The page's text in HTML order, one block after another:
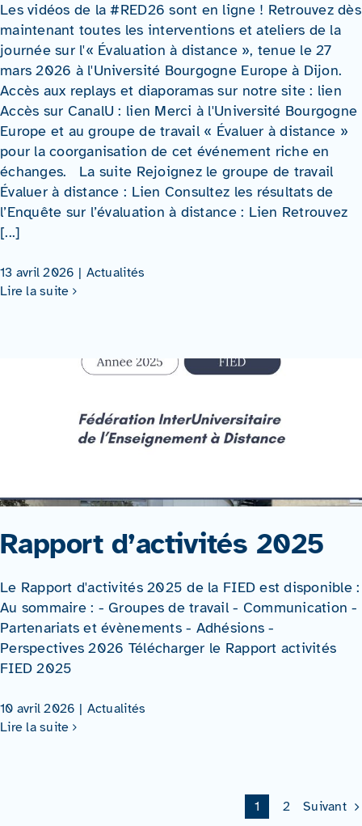
Les vidéos de la #RED26 sont en ligne ! Retrouvez dès
maintenant toutes les interventions et ateliers de la
journée sur l'« Évaluation à distance », tenue le 27
mars 2026 à l'Université Bourgogne Europe à Dijon.
Accès aux replays et diaporamas sur notre site : lien
Accès sur CanalU : lien Merci à l'Université Bourgogne
Europe et au groupe de travail « Évaluer à distance »
pour la coorganisation de cet événement riche en
échanges. La suite Rejoignez le groupe de travail
Évaluer à distance : Lien Consultez les résultats de
l’Enquête sur l’évaluation à distance : Lien Retrouvez
[...]
13 avril 2026 | Actualités
Lire la suite
Rapport d’activités 2025
Le Rapport d'activités 2025 de la FIED est disponible :
Au sommaire : - Groupes de travail - Communication -
Partenariats et évènements - Adhésions -
Perspectives 2026 Télécharger le Rapport activités
FIED 2025
10 avril 2026 | Actualités
Lire la suite
1 2 Suivant